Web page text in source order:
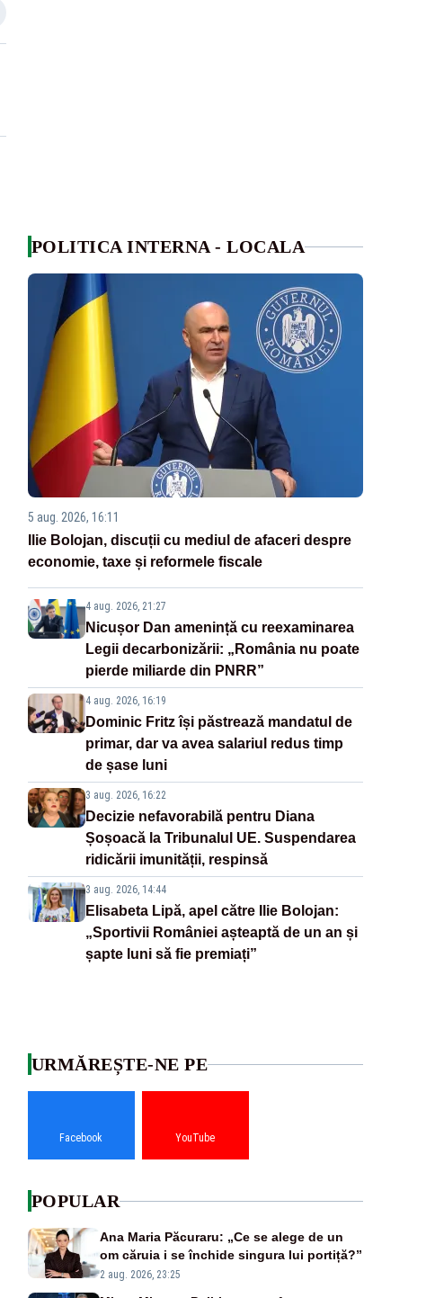
POLITICA INTERNA - LOCALA
5 aug. 2026, 16:11
Ilie Bolojan, discuții cu mediul de afaceri despre
economie, taxe și reformele fiscale
4 aug. 2026, 21:27
Nicușor Dan amenință cu reexaminarea
Legii decarbonizării: „România nu poate
pierde miliarde din PNRR”
4 aug. 2026, 16:19
Dominic Fritz își păstrează mandatul de
primar, dar va avea salariul redus timp
de șase luni
3 aug. 2026, 16:22
Decizie nefavorabilă pentru Diana
Șoșoacă la Tribunalul UE. Suspendarea
ridicării imunității, respinsă
3 aug. 2026, 14:44
Elisabeta Lipă, apel către Ilie Bolojan:
„Sportivii României așteaptă de un an și
șapte luni să fie premiați”
URMĂREȘTE-NE PE
Facebook YouTube
POPULAR
Ana Maria Păcuraru: „Ce se alege de un
om căruia i se închide singura lui portiță?”
2 aug. 2026, 23:25